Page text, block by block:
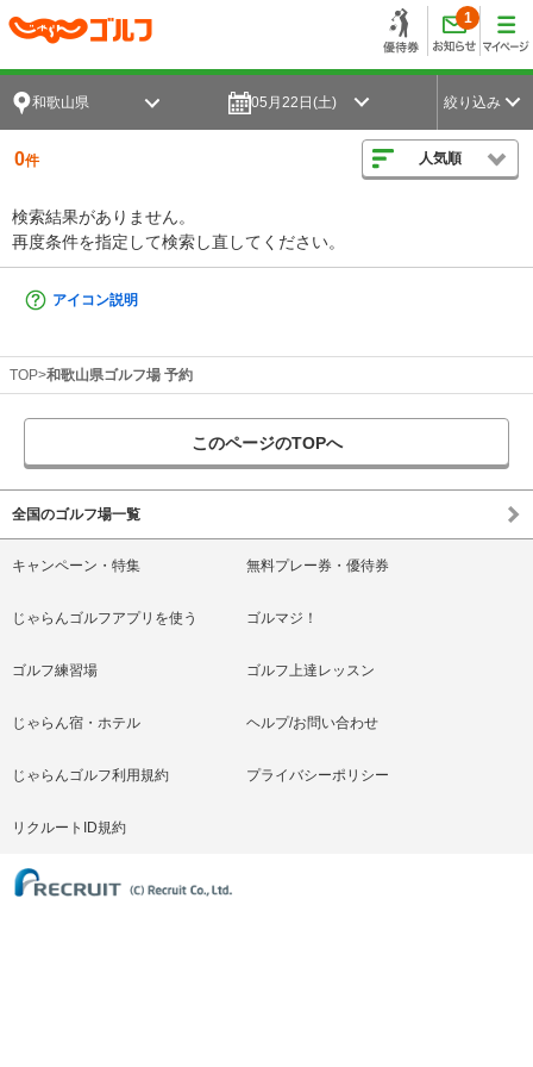
1
和歌山県 05月22日(土) 絞り込み
0件 人気順
検索結果がありません。
再度条件を指定して検索し直してください。
アイコン説明
TOP 和歌山県ゴルフ場 予約
このページのTOPへ
全国のゴルフ場一覧
キャンペーン・特集 無料プレー券・優待券
じゃらんゴルフアプリを使う ゴルマジ！
ゴルフ練習場 ゴルフ上達レッスン
じゃらん宿・ホテル ヘルプ/お問い合わせ
じゃらんゴルフ利用規約 プライバシーポリシー
リクルートID規約